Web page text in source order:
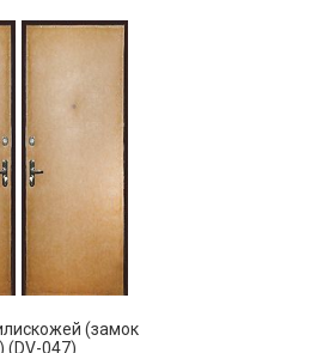
(замок
(DV-047)